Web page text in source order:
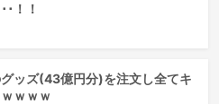
･！！
グッズ(43億円分)を注文し全てキ
ｗｗｗ